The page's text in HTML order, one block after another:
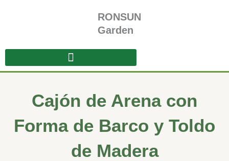
RONSUN
Garden
Cajón de Arena con
Forma de Barco y Toldo
de Madera